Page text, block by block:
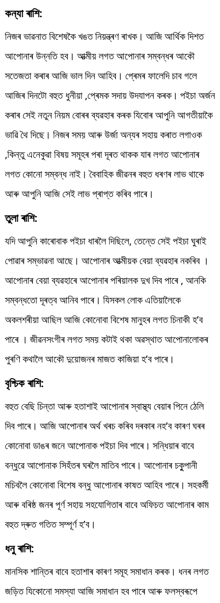
কন্যা ৰাশি:
নিজৰ ভাৱনাত বিশেষকৈ খঙত নিয়ন্ত্ৰণ ৰাখক। আজি আৰ্থিক দিশত
আপোনাৰ উন্নতি হব। আত্মীয় লগত আপোনাৰ সম্বন্ধৰ আকৌ
সতেজতা কৰাৰ আজি ভাল দিন আহিব। প্ৰেমৰ ফালেদি চাব গলে
আজিৰ দিনটো বহুত ধুনীয়া ,প্ৰেমক সদায় উদযাপন কৰক। পইচা অৰ্জন
কৰাৰ সেই নতুন নিয়ম বোৰৰ ব্যৱহাৰ কৰক যিবোৰ আপুনি আগতীয়াকৈ
ভাৱি থৈ দিছে। নিজৰ সময় আৰু উৰ্জা অন্যৰ সহায় কৰাত লগাওক
,কিন্তু এনেকুৱা বিষয় সমূহৰ পৰা দূৰত থাকক যাৰ লগত আপোনাৰ
লগত কোনো সম্বন্ধ নাই। বৈবাহিক জীৱনৰ বহুত ধৰণৰ লাভ থাকে
আৰু আপুনি আজি সেই লাভ প্ৰাপ্ত কৰিব পাৰে।
তুলা ৰাশি:
যদি আপুনি কাৰোবাক পইচা ধাৰলৈ দিছিলে, তেন্তে সেই পইচা ঘুৰাই
পোৱাৰ সম্ভাৱনা আছে। আপোনাৰ আত্মীয়ক বেয়া ব্যৱহাৰ নকৰিব ।
আপোনাৰ বেয়া ব্যৱহাৰে আপোনাৰ পৰিয়ালক দুখ দিব পাৰে , আনকি
সম্বন্ধতো দূৰত্ব আনিব পাৰে। যিসকল লোক এতিয়ালৈকে
অকলশৰীয়া আছিল আজি কোনোবা বিশেষ মানুহৰ লগত চিনাকী হ’ব
পাৰে । জীৱনসংগীৰ লগত সময় কটাই থকা অৱস্থাত আপোনালোকৰ
পুৰণি কথালৈ আকৌ দুয়োজনৰ মাজত কাজিয়া হ’ব পাৰে।
বৃশ্চিক ৰাশি:
বহুত বেছি চিন্তা আৰু হতাশাই আপোনাৰ স্বাস্থ্য বেয়াৰ পিনে ঠেলি
দিব পাৰে। আজি আপোনাৰ অৰ্থ খৰচ কৰিব দৰকাৰ নহ’ব কাৰণ ঘৰৰ
কোনোবা ডাঙৰ জনে আপোনাক পইচা দিব পাৰে। সন্ধিয়াৰ বাবে
বন্ধুৱে আপোনাক সিহঁতৰ ঘৰলৈ মাতিব পাৰে। আপোনাৰ চকুুপানী
মচিবলৈ কোনোবা বিশেষ বন্ধু আপোনাৰ কাষত আহিব পাৰে। সহকৰ্মী
আৰু বৰিষ্ঠ জনৰ পূৰ্ণ সহায় সহযোগিতাৰ বাবে অফিচত আপোনাৰ কাম
বহুত দ্ৰুত গতিত সম্পূৰ্ণ হ’ব।
ধনু ৰাশি:
মানসিক শান্তিৰ বাবে হতাশাৰ কাৰণ সমূহ সমাধান কৰক। ধনৰ লগত
জড়িত যিকোনো সমস্যা আজি সমাধান হব পাৰে আৰু ফলস্বৰূপে